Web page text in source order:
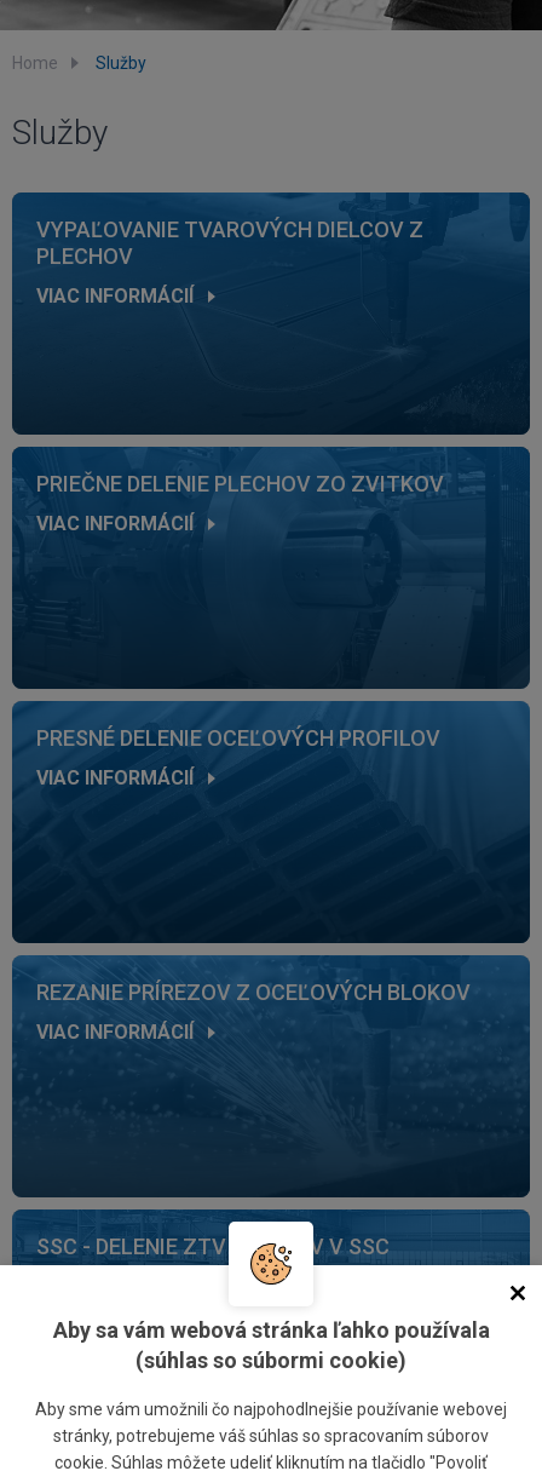
Home Služby
Služby
VYPAĽOVANIE TVAROVÝCH DIELCOV Z
PLECHOV
VIAC INFORMÁCIÍ
PRIEČNE DELENIE PLECHOV ZO ZVITKOV
VIAC INFORMÁCIÍ
PRESNÉ DELENIE OCEĽOVÝCH PROFILOV
VIAC INFORMÁCIÍ
REZANIE PRÍREZOV Z OCEĽOVÝCH BLOKOV
VIAC INFORMÁCIÍ
SSC - DELENIE ZTV ZVITKOV V SSC
BRATISLAVA
Aby sa vám webová stránka ľahko používala
(súhlas so súbormi cookie)
Aby sme vám umožnili čo najpohodlnejšie používanie webovej
stránky, potrebujeme váš súhlas so spracovaním súborov
cookie. Súhlas môžete udeliť kliknutím na tlačidlo "Povoliť